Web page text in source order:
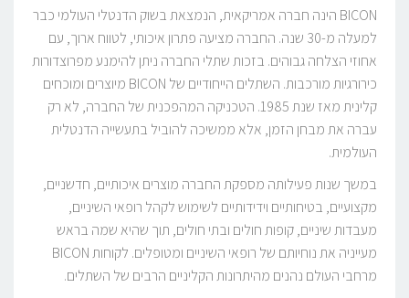
BICON הינה חברה אמריקאית, הנמצאת בשוק הדנטלי העולמי כבר
למעלה מ-30 שנה. החברה מציעה פתרון איכותי, לטווח ארוך, עם
אחוזי הצלחה גבוהים. בזכות שתלי החברה ניתן להימנע מפרוצדורות
כירורגיות מורכבות. השתלים הייחודיים של BICON מיוצרים ומוכחים
קלינית מאז שנת 1985. הטכניקה המהפכנית של החברה, לא רק
עברה את מבחן הזמן, אלא ממשיכה להוביל בתעשייה הדנטלית
העולמית.
במשך שנות פעילותה מספקת החברה מוצרים איכותיים, חדשניים,
מקצועיים, בטיחותיים וידידותיים לשימוש לקהל רופאי השיניים,
מעבדות שיניים, קופות חולים ובתי חולים, תוך שהיא שמה בראש
מעייניה את נוחיותם של רופאי השיניים ומטופלים. לקוחות BICON
מרחבי העולם נהנים מהיתרונות הקליניים הרבים של השתלים.